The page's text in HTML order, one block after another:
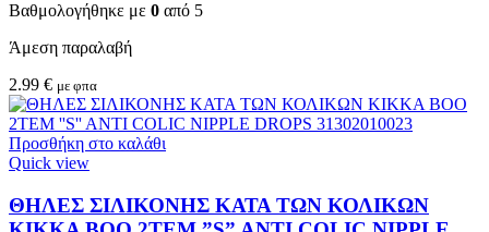
Βαθμολογήθηκε με 0 από 5
Άμεση παραλαβή
2.99 € με φπα
Προσθήκη στο καλάθι
Quick view
ΘΗΛΕΣ ΣΙΛΙΚΟΝΗΣ ΚΑΤΑ ΤΩΝ ΚΟΛΙΚΩΝ